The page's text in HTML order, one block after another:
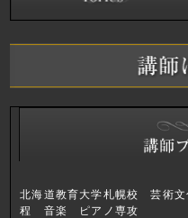
北海道教育大学札幌校 芸術文
程 音楽 ピアノ専攻